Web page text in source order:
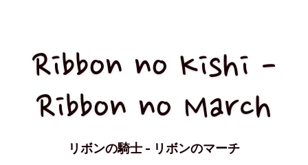
Ribbon no Kishi -
Ribbon no March
リボンの騎士 - リボンのマーチ